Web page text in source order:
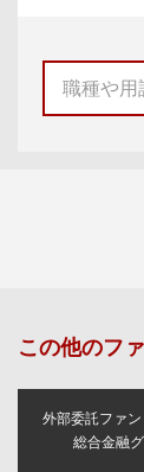
この他のフ
外部委託ファ
総合金融